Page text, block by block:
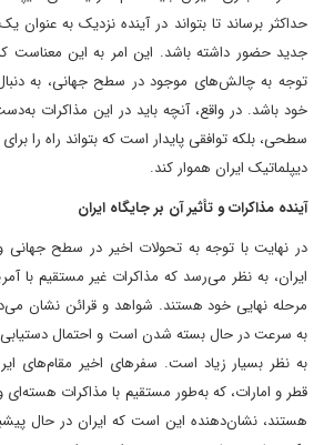
حداکثر برساند تا بتواند در آینده نزدیک به عنوان
جدید حضور داشته باشد. این امر به این معناست که
توجه به چالش‌های موجود در سطح جهانی، به
خود باشد. در واقع، آنچه باید در این مذاکرات
سطحی، بلکه توافقی پایدار است که بتواند راه را
دیپلماتیک ایران هموار کند.
آینده مذاکرات و تأثیر آن بر جایگاه ایران
در نهایت با توجه به تحولات اخیر در سطح
ایران، به نظر می‌رسد که مذاکرات غیر مستقیم با
مرحله نهایی خود هستند. شواهد و قرائن نشان
به سرعت در حال بسته شدن است و احتمال دستیابی
به نظر بسیار زیاد است. سفرهای اخیر مقام‌های
قطر و امارات، که به‌طور مستقیم با مذاکرات
هستند، نشان‌دهنده این است که ایران در حال